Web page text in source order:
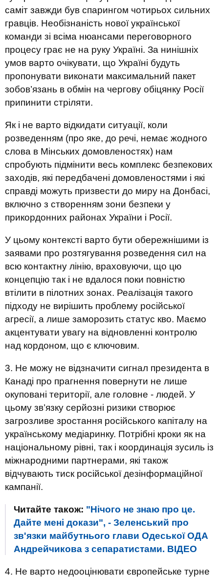
саміт завжди був спарингом чотирьох сильних
гравців. Необізнаність нової української
команди зі всіма нюансами переговорного
процесу грає не на руку Україні. За нинішніх
умов варто очікувати, що Україні будуть
пропонувати виконати максимальний пакет
зобов’язань в обмін на чергову обіцянку Росії
припинити стріляти.
Як і не варто відкидати ситуації, коли
розведенням (про яке, до речі, немає жодного
слова в Мінських домовленостях) нам
спробують підмінити весь комплекс безпекових
заходів, які передбачені домовленостями і які
справді можуть призвести до миру на Донбасі,
включно з створенням зони безпеки у
прикордонних районах України і Росії.
У цьому контексті варто бути обережнішими із
заявами про розтягування розведення сил на
всю контактну лінію, враховуючи, що цю
концепцію так і не вдалося поки повністю
втілити в пілотних зонах. Реалізація такого
підходу не вирішить проблему російської
агресії, а лише заморозить статус кво. Маємо
акцентувати увагу на відновленні контролю
над кордоном, що є ключовим.
3. Не можу не відзначити сигнал президента в
Канаді про прагнення повернути не лише
окуповані території, але головне - людей. У
цьому зв’язку серйозні ризики створює
загрозливе зростання російського капіталу на
українському медіаринку. Потрібні кроки як на
національному рівні, так і координація зусиль із
міжнародними партнерами, які також
відчувають тиск російської дезінформаційної
кампанії.
Читайте також: "Нічого не знаю про це.
Дайте мені докази", - Зеленський про
зв'язки майбутнього глави Одеської ОДА
Андрейчикова з сепаратистами. ВIДЕО
4. Не варто недооцінювати європейське турне